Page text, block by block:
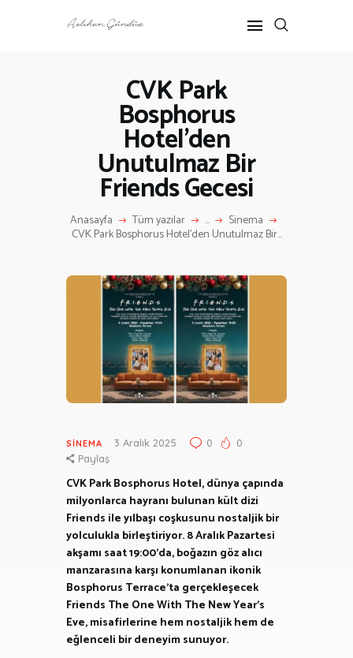
CVK Park
Bosphorus
Hotel’den
Unutulmaz Bir
Friends Gecesi
Anasayfa Tüm yazılar ... Sinema
CVK Park Bosphorus Hotel’den Unutulmaz Bir...
ANASAYFA
RÖPORTAJ
ANNE-ÇOCUK
KÜLTÜR SANAT
HAKKIMDA
İLETIŞIM
SINEMA 3 Aralık 2025 0
0
Paylaş
CVK Park Bosphorus Hotel, dünya çapında
milyonlarca hayranı bulunan kült dizi
Friends ile yılbaşı coşkusunu nostaljik bir
yolculukla birleştiriyor. 8 Aralık Pazartesi
akşamı saat 19:00’da, boğazın göz alıcı
manzarasına karşı konumlanan ikonik
Bosphorus Terrace’ta gerçekleşecek
Friends The One With The New Year’s
Eve, misafirlerine hem nostaljik hem de
eğlenceli bir deneyim sunuyor.